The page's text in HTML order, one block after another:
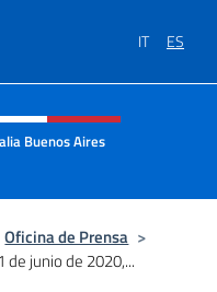
IT ES
web,
Buenos Aires
Oficina de Prensa >
de junio de 2020,...